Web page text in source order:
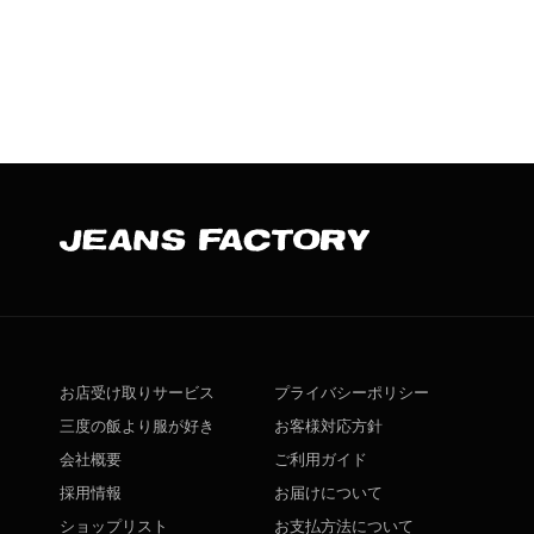
お店受け取りサービス
三度の飯より服が好き
会社概要
採用情報
ショップリスト
プライバシーポリシー
お客様対応方針
ご利用ガイド
お届けについて
お支払方法について